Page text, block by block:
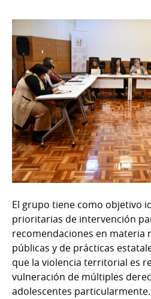
El grupo tiene como objetivo
prioritarias de intervención
recomendaciones en materia
públicas y de prácticas
que la violencia territorial es
vulneración de múltiples
adolescentes particularmente.